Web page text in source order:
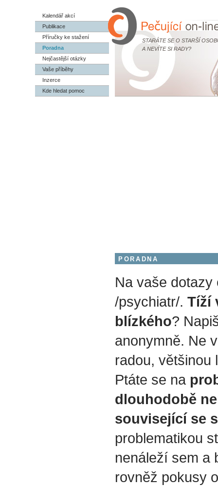
STARÁTE SE O STARŠÍ
A NEVÍTE SI RADY?
Kalendář akcí
Publikace
Příručky ke stažení
Poradna
Nejčastější otázky
Vaše příběhy
Inzerce
Kde hledat pomoc
PORADNA
Na vaše dotazy
/psychiatr/. Tíží
blízkého?
anonymně. Ne
radou, většinou
Ptáte se na
dlouhodobě
související se
problematikou
nenáleží sem a
rovněž pokusy